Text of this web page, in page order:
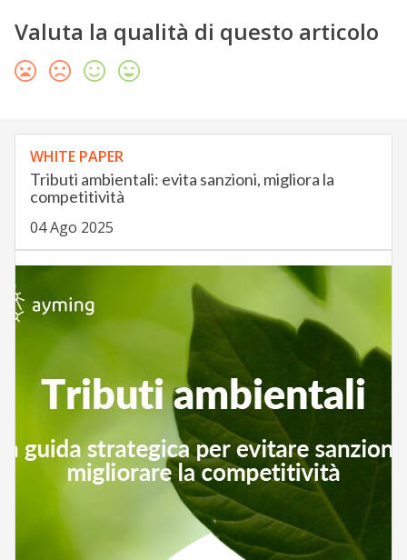
Valuta la qualità di questo articolo
WHITE PAPER
Tributi ambientali: evita sanzioni, migliora la
competitività
04 Ago 2025